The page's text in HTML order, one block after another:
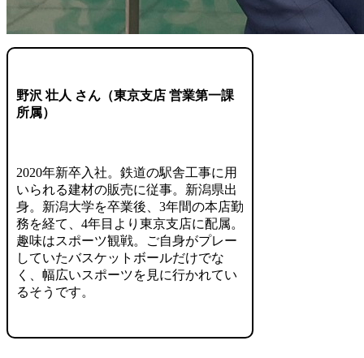
野沢 壮人 さん（東京支店 営業第一課
所属）
2020年新卒入社。鉄道の駅舎工事に用
いられる建材の販売に従事。新潟県出
身。新潟大学を卒業後、3年間の本店勤
務を経て、4年目より東京支店に配属。
趣味はスポーツ観戦。ご自身がプレー
していたバスケットボールだけでな
く、幅広いスポーツを見に行かれてい
るそうです。